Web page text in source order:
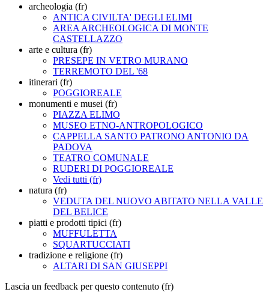
archeologia (fr)
ANTICA CIVILTA' DEGLI ELIMI
AREA ARCHEOLOGICA DI MONTE
CASTELLAZZO
arte e cultura (fr)
PRESEPE IN VETRO MURANO
TERREMOTO DEL '68
itinerari (fr)
POGGIOREALE
monumenti e musei (fr)
PIAZZA ELIMO
MUSEO ETNO-ANTROPOLOGICO
CAPPELLA SANTO PATRONO ANTONIO DA
PADOVA
TEATRO COMUNALE
RUDERI DI POGGIOREALE
Vedi tutti (fr)
natura (fr)
VEDUTA DEL NUOVO ABITATO NELLA VALLE
DEL BELICE
piatti e prodotti tipici (fr)
MUFFULETTA
SQUARTUCCIATI
tradizione e religione (fr)
ALTARI DI SAN GIUSEPPI
Lascia un feedback per questo contenuto (fr)